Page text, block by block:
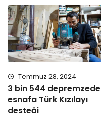
Temmuz 28, 2024
3 bin 544 depremzede
esnafa Türk Kızılayı